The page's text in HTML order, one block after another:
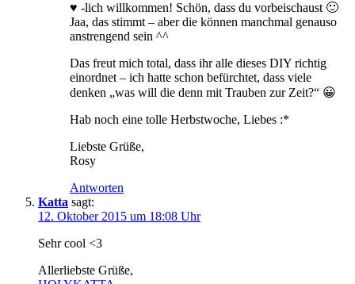
♥ -lich willkommen! Schön, dass du vorbeischaust 🙂
Jaa, das stimmt – aber die können manchmal genauso
anstrengend sein ^^
Das freut mich total, dass ihr alle dieses DIY richtig
einordnet – ich hatte schon befürchtet, dass viele
denken „was will die denn mit Trauben zur Zeit?“ 😀
Hab noch eine tolle Herbstwoche, Liebes :*
Liebste Grüße,
Rosy
Antworten
Katta sagt:
12. Oktober 2015 um 18:08 Uhr
Sehr cool <3
Allerliebste Grüße,